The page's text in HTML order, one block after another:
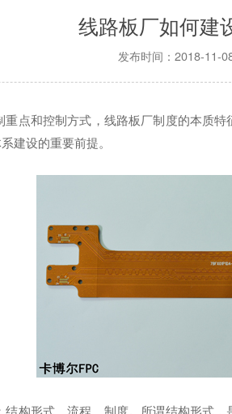
线路板厂如何建
发布时间：2018-
点和控制方式，线路板厂制度的本质
建设的重要前提。
构形式、流程、制度。所谓结构形式